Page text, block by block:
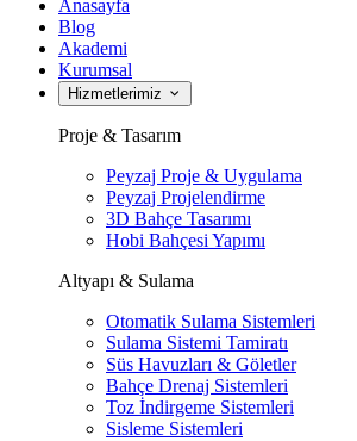
Anasayfa
Blog
Akademi
Kurumsal
Hizmetlerimiz
Proje & Tasarım
Peyzaj Proje & Uygulama
Peyzaj Projelendirme
3D Bahçe Tasarımı
Hobi Bahçesi Yapımı
Altyapı & Sulama
Otomatik Sulama Sistemleri
Sulama Sistemi Tamiratı
Süs Havuzları & Göletler
Bahçe Drenaj Sistemleri
Toz İndirgeme Sistemleri
Sisleme Sistemleri